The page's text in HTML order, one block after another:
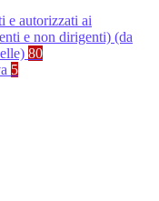
e autorizzati ai
e non dirigenti) (da
80
5